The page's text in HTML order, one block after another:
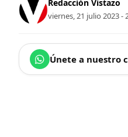
Redacción Vistazo
viernes, 21 julio 2023 -
Únete a nuestro